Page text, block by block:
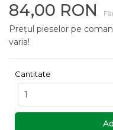
84,00 RON
Prețul pieselor pe
varia!
Cantitate